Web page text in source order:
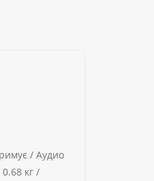
/ Аудио
0.68 кг /